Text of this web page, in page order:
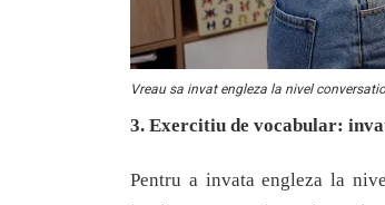
Vreau sa invat engleza la nivel
3. Exercitiu de vocabular: i
Pentru a invata engleza la